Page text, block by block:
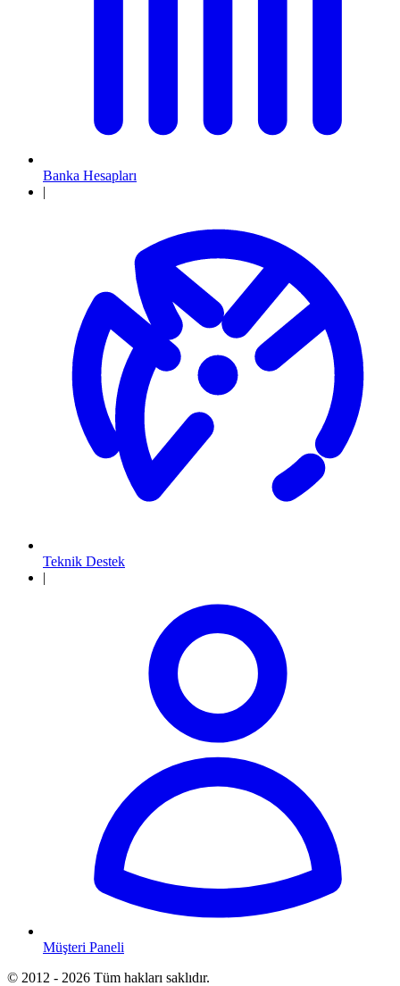
Banka Hesapları
|
Teknik Destek
|
Müşteri Paneli
© 2012 - 2026 Tüm hakları saklıdır.